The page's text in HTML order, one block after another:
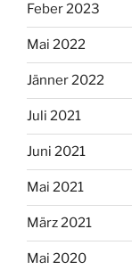
Feber 2023
Mai 2022
Jänner 2022
Juli 2021
Juni 2021
Mai 2021
März 2021
Mai 2020